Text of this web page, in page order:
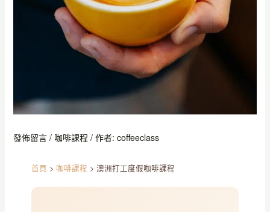
發佈留言 / 咖啡課程 / 作者: coffeeclass
首頁 > 咖啡課程 > 澳洲打工度假咖啡課程